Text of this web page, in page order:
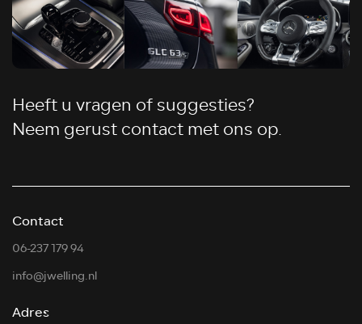
Contact
Heeft u vragen of suggesties?
Neem gerust contact met ons op.
Contact
06-237 179 94
info@jwelling.nl
Adres